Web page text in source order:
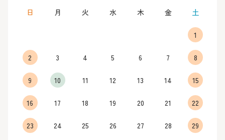
日 月 火 水 木 金 土
1
2 3 4 5 6 7 8
9 10 11 12 13 14 15
16 17 18 19 20 21 22
23 24 25 26 27 28 29